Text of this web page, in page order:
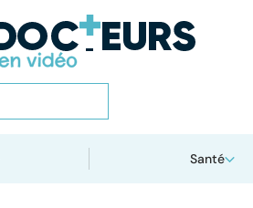
Santé